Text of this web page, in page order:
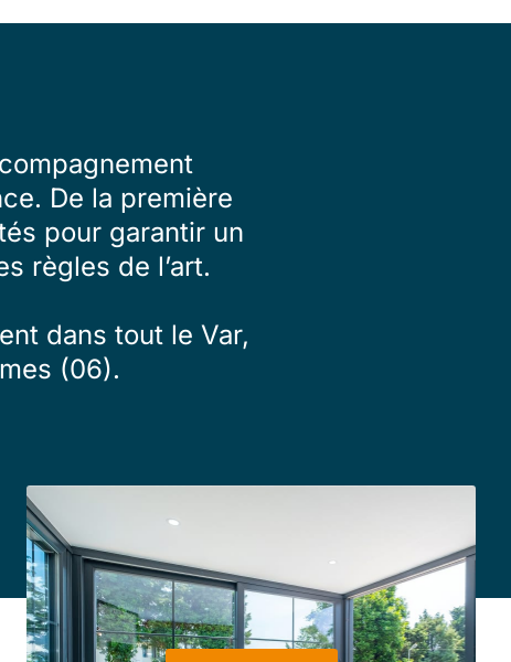
De la première
pour garantir un
règles de l’art.
dans tout le Var,
(06).